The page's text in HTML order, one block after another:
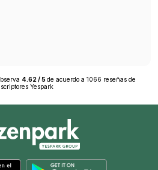
4.62 / 5 de acuerdo a 1066 reseñas de
Yespark